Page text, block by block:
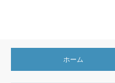
ホーム